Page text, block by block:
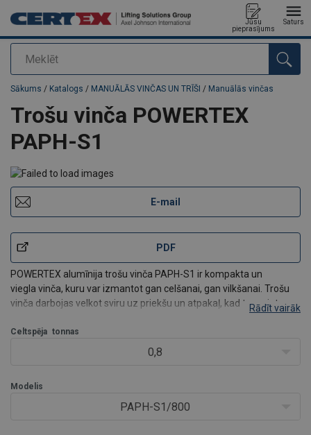
Meklēt
Jūsu
pieprasījums
Saturs
Pievienots jūsu pasūtījumam
Sākums / Katalogs / MANUĀLĀS VINČAS UN TRĪŠI / Manuālās vinčas
Trošu vinča POWERTEX
PAPH-S1
E-mail
PDF
POWERTEX alumīnija trošu vinča PAPH-S1 ir kompakta un
viegla vinča, kuru var izmantot gan celšanai, gan vilkšanai. Trošu
vinča darbojas velkot sviru uz priekšu un atpakaļ, kad trose iet caur
kas atveras pēc kār
Rādīt vairāk
Celtspēja tonnas
0,8
Modelis
PAPH-S1/800